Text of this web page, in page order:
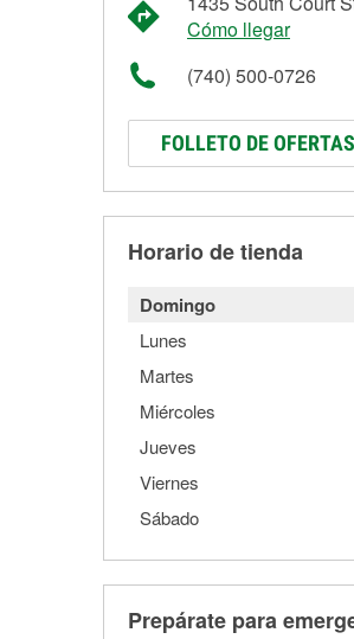
Cómo llegar
(740) 500-0726
FOLLETO DE OFERTAS
Horario de tienda
Domingo
Lunes
Martes
Miércoles
Jueves
Viernes
Sábado
Prepárate para